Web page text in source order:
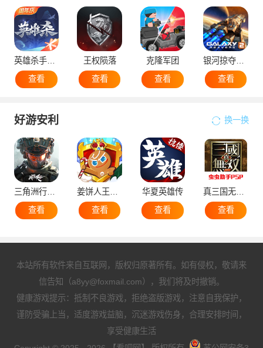
英雄杀手机版
查看
王权陨落
查看
克隆军团
查看
银河掠夺者2国际版
查看
好游安利 换一换
三角洲行动手机版
查看
查看
华夏英雄传
查看
查看
本站所有软件来自互联网，版权归原著所有。如有侵权，敬请来
信告知（a8yy@foxmail.com），我们将及时撤销。
健康游戏提示：抵制不良游戏，拒绝盗版游戏，注意自我保护，
谨防受骗上当，适度游戏益脑，沉迷游戏伤身，合理安排时间，
享受健康生活